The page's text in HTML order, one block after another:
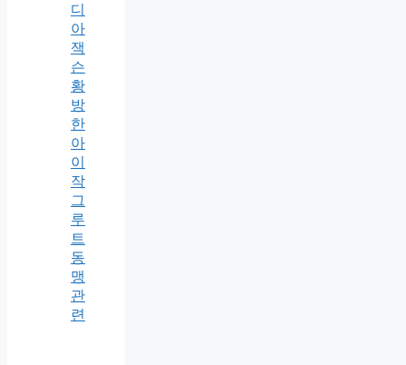
디
아
잭
슨
황
방
한
아
이
작
그
루
트
동
맹
관
련